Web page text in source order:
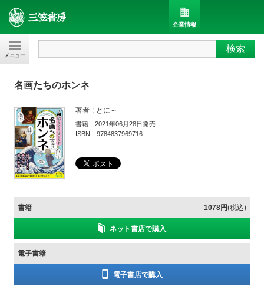
三笠書房 検索
企業情報
名画たちのホンネ
著者 とに～
書籍
2021年06月28日発売
ISBN
9784837969716
書籍 1078円(税込)
ネット書店で購入
電子書籍
電子書店で購入